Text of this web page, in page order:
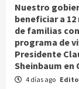
Nuestro
beneficiar a
de familias
programa de
Presidente
Sheinbaum en
4 días ago